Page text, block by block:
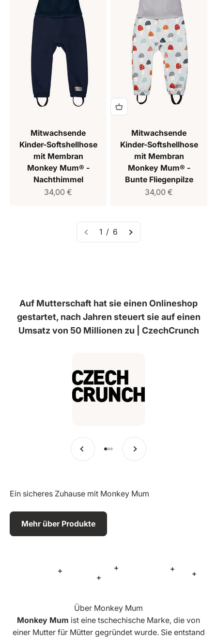
Mitwachsende
Kinder-Softshellhose
mit Membran
Monkey Mum® -
Nachthimmel
Verkaufspreis
34,00 €
Mitwachsende
Kinder-Softshellhose
mit Membran
Monkey Mum® -
Bunte Fliegenpilze
Verkaufspreis
34,00 €
1 / 6
Auf Mutterschaft hat sie einen Onlineshop
gestartet, nach Jahren steuert sie auf einen
Umsatz von 50 Millionen zu | CzechCrunch
Vorherige
Zu Eintrag 1 springen
Zu Eintrag 2 springen
Zu Eintrag 3 springen
Weiter
Ein sicheres Zuhause mit Monkey Mum
Mehr über Produkte
Mehr
Mehr InformationenMehr Informationen
Über Monkey Mum
Monkey Mum ist eine tschechische Marke, die von
einer Mutter für Mütter gegründet wurde. Sie entstand